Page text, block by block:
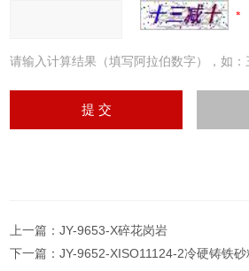
请输入计算结果（填写阿拉伯数字），如：
上一篇：JY-9653-X碎花岗岩
下一篇：JY-9652-XISO11124-2冷硬铸铁